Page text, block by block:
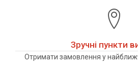
Зручні пункти
Отримати замовлення у